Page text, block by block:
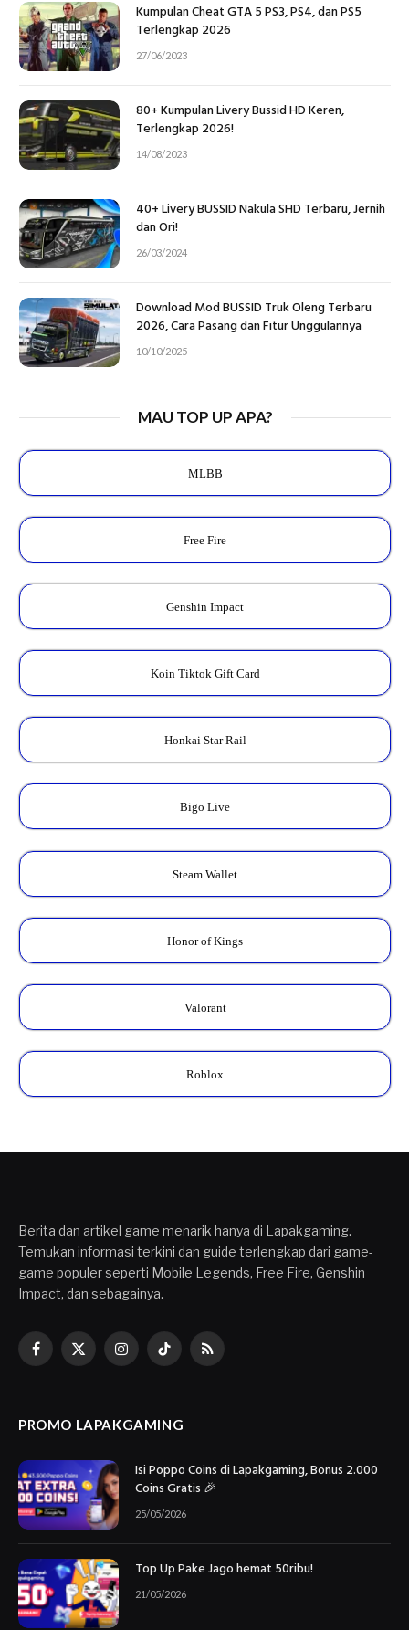
Kumpulan Cheat GTA 5 PS3, PS4, dan PS5
Terlengkap 2026
27/06/2023
80+ Kumpulan Livery Bussid HD Keren,
Terlengkap 2026!
14/08/2023
40+ Livery BUSSID Nakula SHD Terbaru, Jernih
dan Ori!
26/03/2024
Download Mod BUSSID Truk Oleng Terbaru
2026, Cara Pasang dan Fitur Unggulannya
10/10/2025
MAU TOP UP APA?
MLBB
Free Fire
Genshin Impact
Koin Tiktok Gift Card
Honkai Star Rail
Bigo Live
Steam Wallet
Honor of Kings
Valorant
Roblox
Berita dan artikel game menarik hanya di Lapakgaming.
Temukan informasi terkini dan guide terlengkap dari game-
game populer seperti Mobile Legends, Free Fire, Genshin
Impact, dan sebagainya.
Facebook
X
InstagramTikTokRSS
PROMO LAPAKGAMING
Isi Poppo Coins di Lapakgaming, Bonus 2.000
Coins Gratis 🎉
25/05/2026
Top Up Pake Jago hemat 50ribu!
21/05/2026